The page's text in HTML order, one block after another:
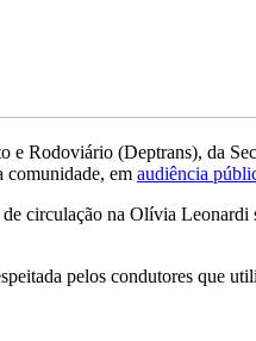
e Rodoviário (Deptrans), da
comunidade, em audiência
circulação na Olívia
pelos condutores que